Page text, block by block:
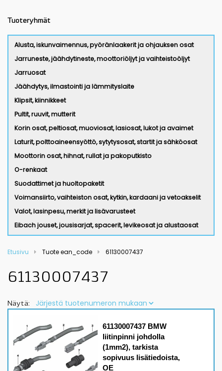
Tuoteryhmät
Alusta, iskunvaimennus, pyöränlaakerit ja ohjauksen osat
Jarruneste, jäähdytineste, moottoriöljyt ja vaihteistoöljyt
Jarruosat
Jäähdytys, ilmastointi ja lämmityslaite
Klipsit, kiinnikkeet
Pultit, ruuvit, mutterit
Korin osat, peltiosat, muoviosat, lasiosat, lukot ja avaimet
Laturit, polttoaineensyöttö, sytytysosat, startit ja sähköosat
Moottorin osat, hihnat, rullat ja pakoputkisto
O-renkaat
Suodattimet ja huoltopaketit
Voimansiirto, vaihteiston osat, kytkin, kardaani ja vetoakselit
Valot, lasinpesu, merkit ja lisävarusteet
Eibach jouset, jousisarjat, spacerit, levikeosat ja alustaosat
Etusivu Tuote ean_code 61130007437
61130007437
Näytä:
61130007437 BMW
liitinpinni johdolla
(1mm2), tarkista
sopivuus lisätiedoista,
OE